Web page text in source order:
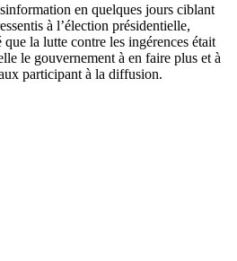
en quelques jours ciblant
à l’élection présidentielle,
la lutte contre les ingérences était
le gouvernement à en faire plus et à
participant à la diffusion.